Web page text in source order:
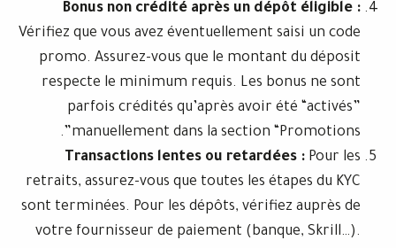
Bonus non crédité après un
Vérifiez que vous avez éventuellement
promo. Assurez-vous que le
respecte le minimum requis. Les
parfois crédités qu’après avoir
manuellement dans la section
Transactions lentes ou
retraits, assurez-vous que toutes les
sont terminées. Pour les dépôts,
votre fournisseur de paiement